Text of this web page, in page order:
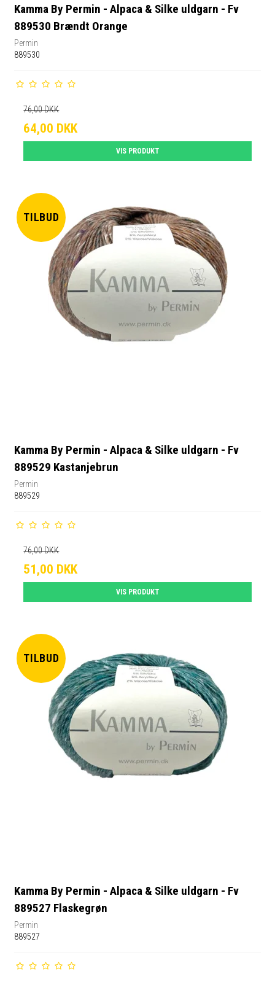
Kamma By Permin - Alpaca & Silke uldgarn - Fv
889530 Brændt Orange
Permin
889530
76,00 DKK
64,00 DKK
VIS PRODUKT
TILBUD
Kamma By Permin - Alpaca & Silke uldgarn - Fv
889529 Kastanjebrun
Permin
889529
76,00 DKK
51,00 DKK
VIS PRODUKT
TILBUD
Kamma By Permin - Alpaca & Silke uldgarn - Fv
889527 Flaskegrøn
Permin
889527